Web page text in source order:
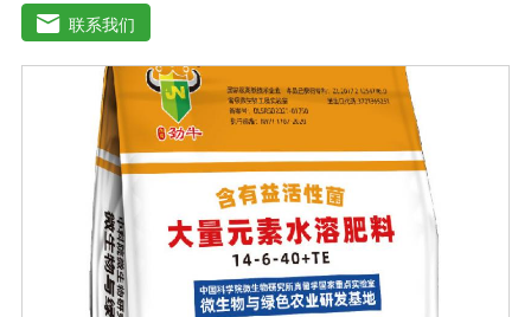
体肥料。使用方法：灌溉施肥，灌溉包括灌溉、滴灌等灌
溉方式，不仅节约用水，而且节约施肥，而且植物吸收
快。叶面施肥，将肥料稀释溶解在水中喷洒叶面，或溶解
在水中，均匀喷洒叶面，通过叶面孔进入植物，植物可以
通过叶片营养吸收，大大提高了肥料的吸收利用效率。利
用大量元素水溶性肥料收获的农产品，大大降低了农药残
留，确保了食用的绿色和安全。此外，作物中蛋白质、
糖、氨基酸、维生素等有益成分的含量显著增加，颗粒丰
满光滑，蔬菜和水果颜色明亮，也能减少烟硝酸盐的积
累，提高农产品的安全性。
联系我们